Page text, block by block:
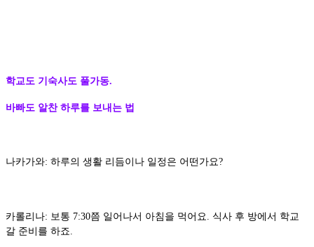
학교도 기숙사도 풀가동.
바빠도 알찬 하루를 보내는 법
나카가와: 하루의 생활 리듬이나 일정은 어떤가요?
카롤리나: 보통 7:30쯤 일어나서 아침을 먹어요. 식사 후 방에서 학교
갈 준비를 하죠.